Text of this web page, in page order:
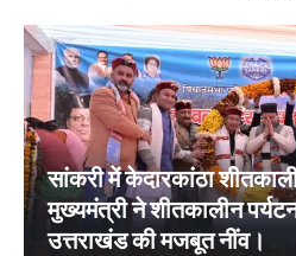
सांकरी में केदारकांठा
मुख्यमंत्री ने शीतकालीन
उत्तराखंड की मजबूत नींव।